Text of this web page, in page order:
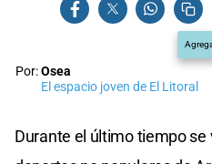
Por:Osea
El espacio joven de El Litoral
Durante el último tiempo se